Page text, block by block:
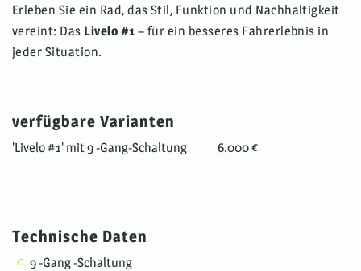
Erleben Sie ein Rad, das Stil, Funktion und Nachhaltigkeit
vereint: Das Livelo #1 – für ein besseres Fahrerlebnis in
jeder Situation.
verfügbare Varianten
'Livelo #1' mit 9 -Gang-Schaltung 6.000 €
Technische Daten
9 -Gang -Schaltung